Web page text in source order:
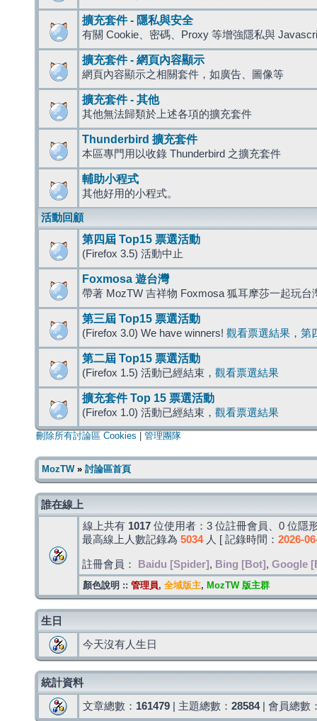
擴充套件 - 隱私與安全
有關 Cookie、密碼、Proxy 等增強隱私與
擴充套件 - 網頁內容顯示
網頁內容顯示之相關套件，如廣告、圖像等
擴充套件 - 其他
其他無法歸類於上述各項的擴充套件
Thunderbird 擴充套件
本區專門用以收錄 Thunderbird 之擴充套件
輔助小程式
其他好用的小程式。
活動回顧
第四屆 Top15 票選活動
(Firefox 3.5) 活動中止
Foxmosa 遊台灣
帶著 MozTW 吉祥物 Foxmosa 狐耳摩莎一起玩台
第三屆 Top15 票選活動
(Firefox 3.0) We have winners! 觀看票選結果 ， 第
第二屆 Top15 票選活動
(Firefox 1.5) 活動已經結束， 觀看票選結果
擴充套件 Top 15 票選活動
(Firefox 1.0) 活動已經結束， 觀看票選結果
刪除所有討論區 Cookies 管理團隊
MozTW» 討論區首頁
誰在線上
線上共有 1017 位使用者：3 位註冊會員、0 位隱
最高線上人數記錄為 5034人 [ 記錄時間： 2026-
註冊會員： Baidu [Spider] , Bing [Bot] , Google
顏色說明 :: 管理員, 全域版主, MozTW 版主群
生日
今天沒有人生日
統計資料
文章總數： 161479 | 主題總數： 28584| 會員總數